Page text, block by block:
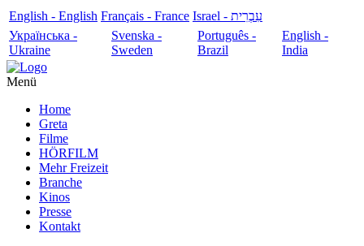
English - English Français - France
עִבְרִית - Israel
Українська -
Ukraine
Svenska -
Sweden
Português -
Brazil
English -
India
Menü
Home
Greta
Filme
HÖRFILM
Mehr Freizeit
Branche
Kinos
Presse
Kontakt